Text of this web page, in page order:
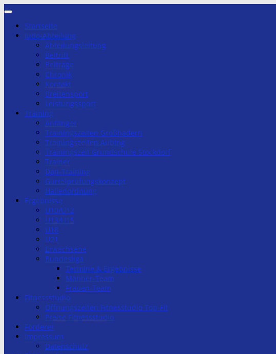
Zum
springenStartseite
Judo-Abteilung
Abteilungsleitung
Beitritt
Beiträge
Chronik
Kontakt
Breitensport
Leistungssport
Training
Anfänger
Trainingszeiten Großhadern
Trainingszeiten Aubing
Trainingszeit Grundschule Stockdorf
Trainer
Dan-Training
Gürtelprüfungskonzept
Hallenordnung
Ergebnisse
U10/U12
U13/U15
U18
U21
Erwachsene
Bundesliga
Termine & Ergebnisse
Männer-Team
Frauen-Team
Fitnessstudio
Öffnungszeiten Fitnesstudio Top-Fit
Preise Fitnessstudio
Förderer
Impressum
Datenschutz